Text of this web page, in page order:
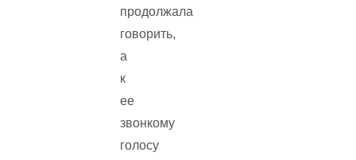
продолжала
говорить,
а
к
ее
звонкому
голосу